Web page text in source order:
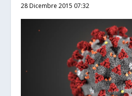
28 Dicembre 2015 07:32